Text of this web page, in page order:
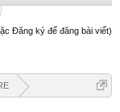
Đăng ký để đăng bài viết)